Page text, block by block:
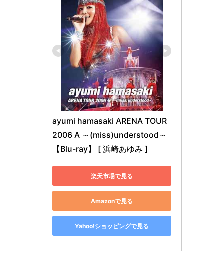
ayumi hamasaki ARENA TOUR
2006 A ～(miss)understood～
【Blu-ray】 [ 浜崎あゆみ ]
楽天市場で見る
Amazonで見る
Yahoo!ショッピングで見る